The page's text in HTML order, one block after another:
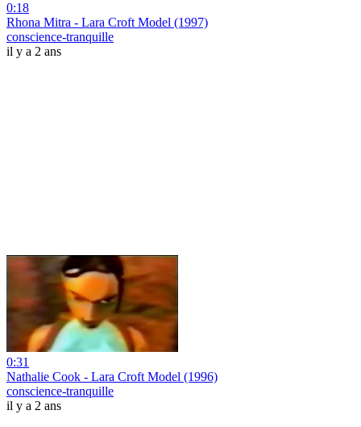
0:18
Rhona Mitra - Lara Croft Model (1997)
conscience-tranquille
il y a 2 ans
0:31
Nathalie Cook - Lara Croft Model (1996)
conscience-tranquille
il y a 2 ans